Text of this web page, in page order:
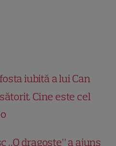
iubită a lui Can
Cine este cel
„O dragoste” a ajuns